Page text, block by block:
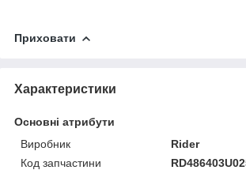
Приховати
Характеристики
Основні атрибути
Виробник
Rider
Код запчастини